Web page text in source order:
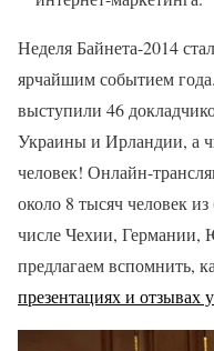
Неделя Байнета-2014
ярчайшим событием
выступили 46
Украины и Ирландии, а
человек! Онлайн-
около 8 тысяч человек
числе Чехии,
предлагаем вспомнить,
презентациях и отзывах